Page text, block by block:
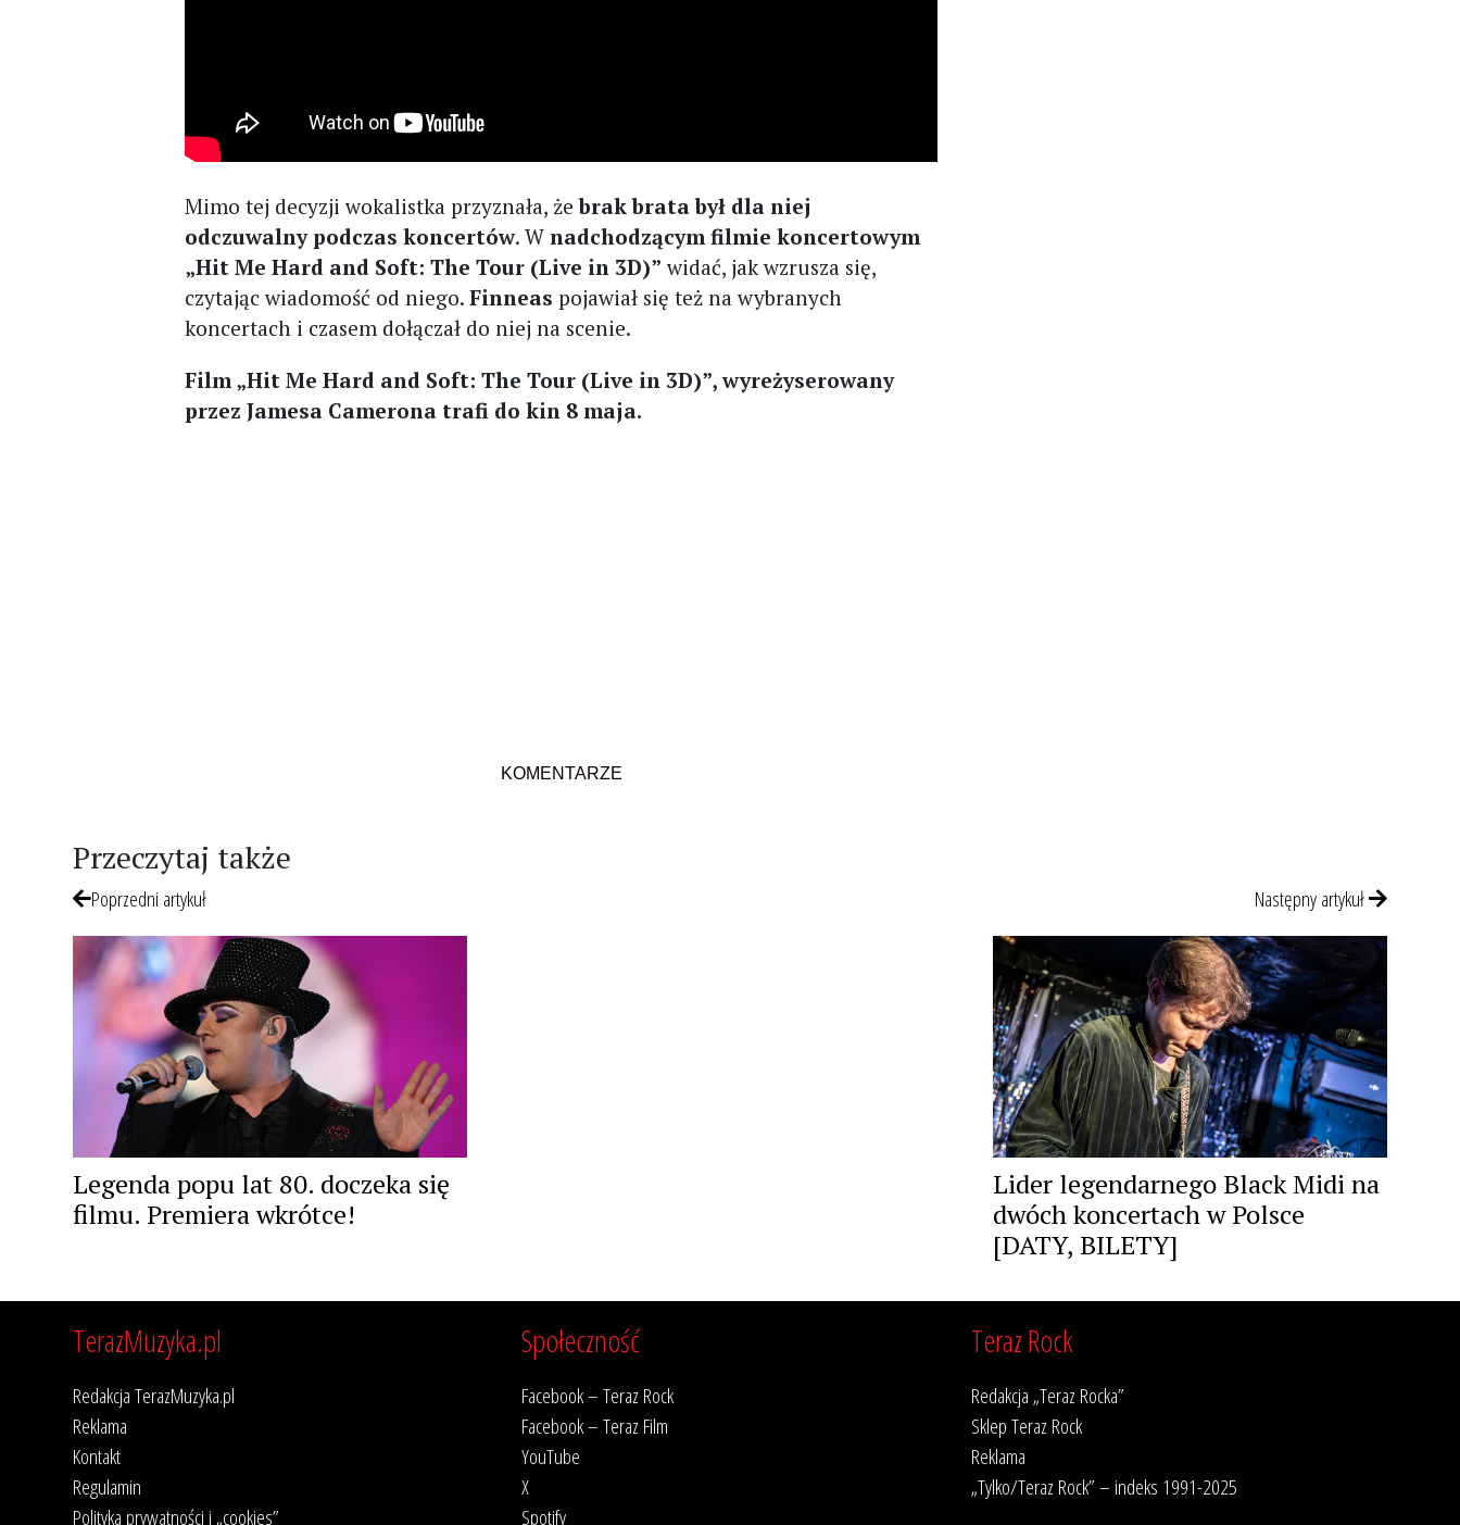
Mimo tej decyzji wokalistka przyznała, żebrak brata był dla niej
odczuwalny podczas koncertów. Wnadchodzącym filmie koncertowym
„Hit Me Hard and Soft: The Tour (Live in 3D)” widać, jak wzrusza się,
czytając wiadomość od niego.Finneaspojawiał się też na wybranych
koncertach i czasem dołączał do niej na scenie.
Film „Hit Me Hard and Soft: The Tour (Live in 3D)”, wyreżyserowany
przez Jamesa Camerona trafi do kin 8 maja.
KOMENTARZE
Przeczytaj także
Poprzedni artykuł
Legenda popu lat 80. doczeka się
filmu. Premiera wkrótce!
Następny artykuł
Lider legendarnego Black Midi na
dwóch koncertach w Polsce
[DATY, BILETY]
TerazMuzyka.pl
Redakcja TerazMuzyka.pl
Reklama
Kontakt
Regulamin
Polityka prywatności i „cookies”
Społeczność
Facebook – Teraz Rock
Facebook – Teraz Film
YouTube
X
Spotify
Teraz Rock
Redakcja „Teraz Rocka”
Sklep Teraz Rock
Reklama
„Tylko/Teraz Rock” – indeks 1991-2025